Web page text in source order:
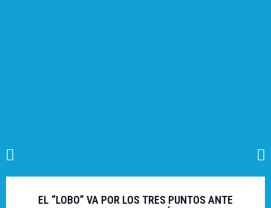
EL “LOBO” VA POR LOS TRES PUNTOS ANTE